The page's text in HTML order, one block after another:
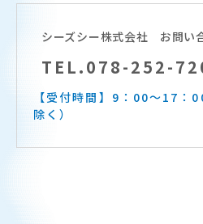
シーズシー株式会社 お問い
TEL.078-252-
【受付時間】9：00～17：
除く）